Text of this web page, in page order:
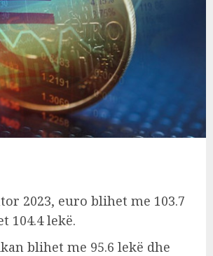
2023, euro blihet me 103.7
104.4 lekë.
blihet me 95.6 lekë dhe